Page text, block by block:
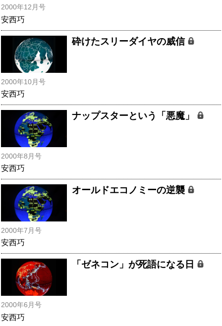
2000年12月号
安西巧
砕けたスリーダイヤの威信
2000年10月号
安西巧
ナップスターという「悪魔」
2000年8月号
安西巧
オールドエコノミーの逆襲
2000年7月号
安西巧
「ゼネコン」が死語になる日
2000年6月号
安西巧